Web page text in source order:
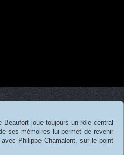
joue toujours un rôle central
ses mémoires lui permet de revenir
Philippe Chamalont, sur le point